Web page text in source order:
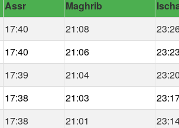
Assr Maghrib
17:40 21:08
17:40 21:06
23:23
17:39 21:04
23:20
17:38 21:03
17:38 21:01